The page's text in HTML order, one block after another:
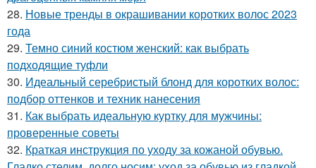
28. Новые тренды в окрашивании коротких волос 2023
года
29. Темно синий костюм женский: как выбрать
подходящие туфли
30. Идеальный серебристый блонд для коротких волос:
подбор оттенков и техник нанесения
31. Как выбрать идеальную куртку для мужчины:
проверенные советы
32. Краткая инструкция по уходу за кожаной обувью.